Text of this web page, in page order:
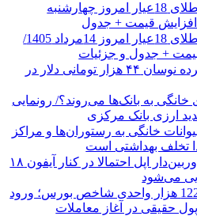
قیمت طلای 18عیار امروز چهارشنبه
قیمت طلای 18عیار امروز 14مرداد 1405/
+ جدول و جزئیات
پشت پرده نوسان ۴۴ هزار تومانی دلار در
خانگی به بانک‌ها می‌روند؟/ رونمایی
ارزی بانک مرکزی
خانگی به رستوران‌ها و مراکز
تخلف بهداشتی است
ایرپاد دوربین‌دار اپل احتمالا در کنار آیفون ۱۸
می‌شود
جهش 122 هزار واحدی شاخص بورس؛ ورود
حقیقی در آغاز معاملات